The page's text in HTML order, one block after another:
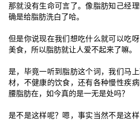
那就没有生命可言了。像脂肪知己经
确是给脂肪洗白了哈。
但是你说现在我们想吃什么就可以吃
美食，所以脂肪就让人爱不起来了嘛。
是，毕竟一听到脂肪这个词，我们马
材，不健康的饮食，还有各种慢性疾
腰脂肪在，如今真的是一无是处吗？
是不是这样呢？嗯，事实当然不是这样